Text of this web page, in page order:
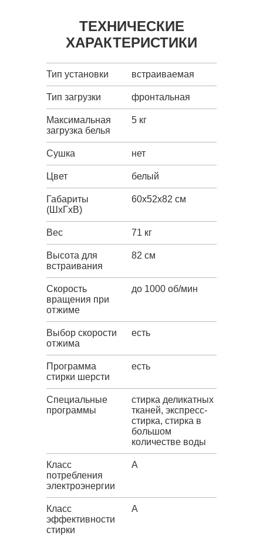
ТЕХНИЧЕСКИЕ
ХАРАКТЕРИСТИКИ
Тип установки встраиваемая
Тип загрузки фронтальная
Максимальная
загрузка белья
5 кг
Сушка нет
Цвет белый
Габариты
(ШxГxВ)
60x52x82 см
Вес 71 кг
Высота для
встраивания
82 см
Скорость
вращения при
отжиме
до 1000 об/мин
Выбор скорости
отжима
есть
Программа
стирки шерсти
есть
Специальные
программы
стирка деликатных
тканей, экспресс-
стирка, стирка в
большом
количестве воды
Класс
потребления
электроэнергии
A
Класс
эффективности
стирки
A